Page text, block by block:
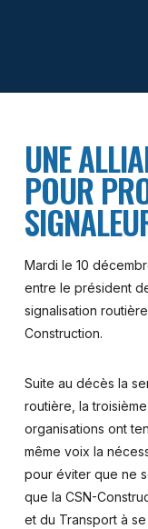
UNE
POUR
Mardi le 10
entre le président
signalisation
Construction.
Suite au décès la
routière, la
organisations ont
même voix la
pour éviter que ne
que la CSN-
et du Transport à